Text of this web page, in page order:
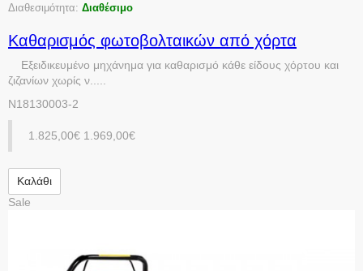
Διαθεσιμότητα: Διαθέσιμο
Καθαρισμός φωτοβολταικών από χόρτα
Εξειδικευμένο μηχάνημα για καθαρισμό κάθε είδους χόρτου και
ζιζανίων χωρίς ν.....
N18130003-2
1.825,00€ 1.969,00€
Καλάθι
Sale